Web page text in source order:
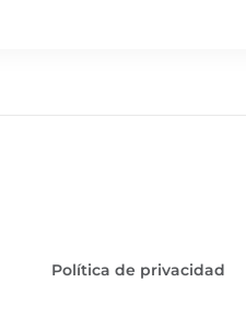
Política de privacidad